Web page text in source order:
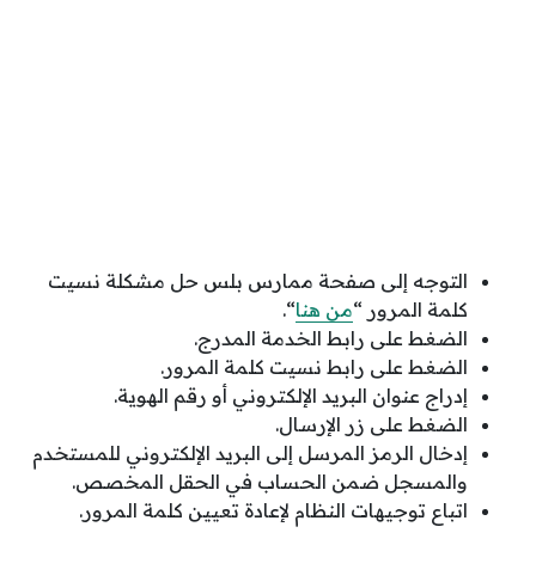
التوجه إلى صفحة ممارس بلس حل مشكلة نسيت
كلمة المرور “من هنا“.
الضغط على رابط الخدمة المدرج.
الضغط على رابط نسيت كلمة المرور.
إدراج عنوان البريد الإلكتروني أو رقم الهوية.
الضغط على زر الإرسال.
إدخال الرمز المرسل إلى البريد الإلكتروني للمستخدم
والمسجل ضمن الحساب في الحقل المخصص.
اتباع توجيهات النظام لإعادة تعيين كلمة المرور.